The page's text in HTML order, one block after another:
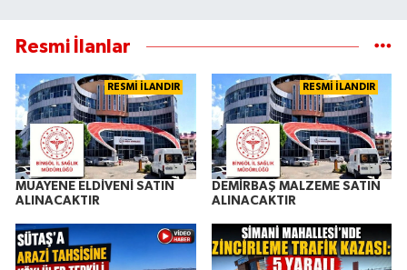
Resmi İlanlar
RESMİ İLANDIR
MUAYENE ELDİVENİ SATIN
ALINACAKTIR
RESMİ İLANDIR
DEMİRBAŞ MALZEME SATIN
ALINACAKTIR